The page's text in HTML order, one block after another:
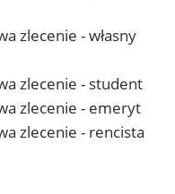
zlecenie - własny
zlecenie - student
zlecenie - emeryt
zlecenie - rencista